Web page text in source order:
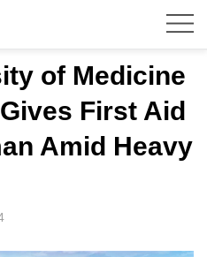
of Medicine
First Aid
Amid Heavy